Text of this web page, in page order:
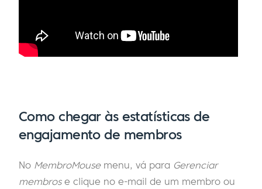
Como chegar às estatísticas de
engajamento de membros
No MembroMousemenu, vá para Gerenciar
membros e clique no e-mail de um membro ou